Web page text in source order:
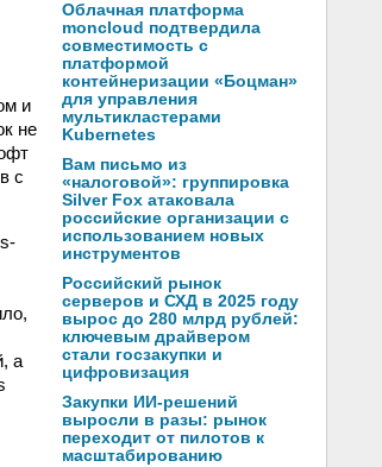
и
не
с
а
Облачная платформа
moncloud подтвердила
совместимость с
платформой
контейнеризации «Боцман»
для управления
мультикластерами
Kubernetes
Вам письмо из
«налоговой»: группировка
Silver Fox атаковала
российские организации с
использованием новых
инструментов
Российский рынок
серверов и СХД в 2025 году
вырос до 280 млрд рублей:
ключевым драйвером
стали госзакупки и
цифровизация
Закупки ИИ-решений
выросли в разы: рынок
переходит от пилотов к
масштабированию